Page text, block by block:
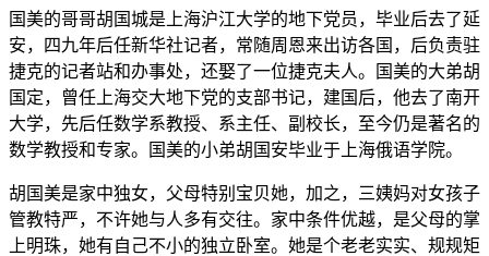
国美的哥哥胡国城是上海沪江大学的地下党员，毕业后去了延
安，四九年后任新华社记者，常随周恩来出访各国，后负责驻
捷克的记者站和办事处，还娶了一位捷克夫人。国美的大弟胡
国定，曾任上海交大地下党的支部书记，建国后，他去了南开
大学，先后任数学系教授、系主任、副校长，至今仍是著名的
数学教授和专家。国美的小弟胡国安毕业于上海俄语学院。
胡国美是家中独女，父母特别宝贝她，加之，三姨妈对女孩子
管教特严，不许她与人多有交往。家中条件优越，是父母的掌
上明珠，她有自己不小的独立卧室。她是个老老实实、规规矩